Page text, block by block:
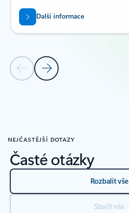
Předchozí snímek
Další snímek
Další informace
NEJČASTĚJŠÍ DOTAZY
Časté otázky
Rozbalit vše
Sbalit vše